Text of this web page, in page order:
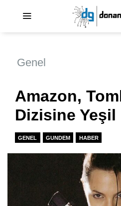
Genel
Amazon,
Dizisine Yeşil
GENEL GUNDEM HABER